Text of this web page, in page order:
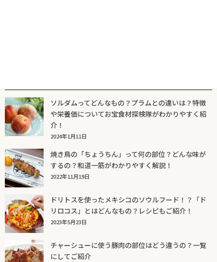
ソルダムってどんなもの？プラムとの違いは？特徴
や栄養価についてお宝食材探検隊がわかりやすく紹
介！
2024年1月11日
焼き鳥の「ちょうちん」って何の部位？どんな味が
するの？和道一筋がわかりやすく解説！
2022年11月19日
ドリトスを使ったメキシコのソウルフード！？「ド
リロコス」とはどんなもの？レシピもご紹介！
2023年5月23日
チャーシューに使う豚肉の部位はどう違うの？一覧
にしてご紹介